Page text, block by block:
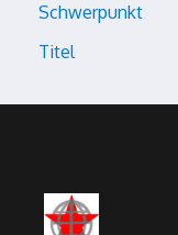
Schwerpunkt
Titel